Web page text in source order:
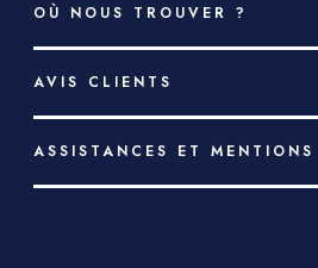
OÙ NOUS TROUVER ?
AVIS CLIENTS
ASSISTANCES ET MENTIONS